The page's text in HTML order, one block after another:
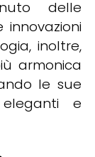
delle
inoltre,
armonica
le sue
e